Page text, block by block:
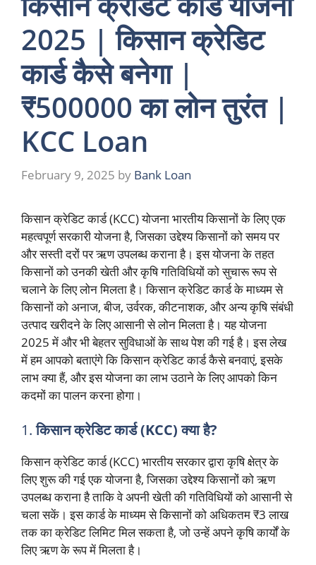
2025 | किसान क्रेडिट
कार्ड कैसे बनेगा |
₹500000 का लोन तुरंत |
KCC Loan
February 9, 2025 by Bank Loan
किसान क्रेडिट कार्ड (KCC) योजना भारतीय किसानों के लिए एक
महत्वपूर्ण सरकारी योजना है, जिसका उद्देश्य किसानों को समय पर
और सस्ती दरों पर ऋण उपलब्ध कराना है। इस योजना के तहत
किसानों को उनकी खेती और कृषि गतिविधियों को सुचारू रूप से
चलाने के लिए लोन मिलता है। किसान क्रेडिट कार्ड के माध्यम से
किसानों को अनाज, बीज, उर्वरक, कीटनाशक, और अन्य कृषि संबंधी
उत्पाद खरीदने के लिए आसानी से लोन मिलता है। यह योजना
2025 में और भी बेहतर सुविधाओं के साथ पेश की गई है। इस लेख
में हम आपको बताएंगे कि किसान क्रेडिट कार्ड कैसे बनवाएं, इसके
लाभ क्या हैं, और इस योजना का लाभ उठाने के लिए आपको किन
कदमों का पालन करना होगा।
1.किसान क्रेडिट कार्ड (KCC) क्या है?
किसान क्रेडिट कार्ड (KCC) भारतीय सरकार द्वारा कृषि क्षेत्र के
लिए शुरू की गई एक योजना है, जिसका उद्देश्य किसानों को ऋण
उपलब्ध कराना है ताकि वे अपनी खेती की गतिविधियों को आसानी से
चला सकें। इस कार्ड के माध्यम से किसानों को अधिकतम ₹3 लाख
तक का क्रेडिट लिमिट मिल सकता है, जो उन्हें अपने कृषि कार्यों के
लिए ऋण के रूप में मिलता है।